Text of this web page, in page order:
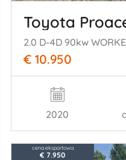
Toyota
€ 10.950
2020
cena eksportowa
€ 7.950